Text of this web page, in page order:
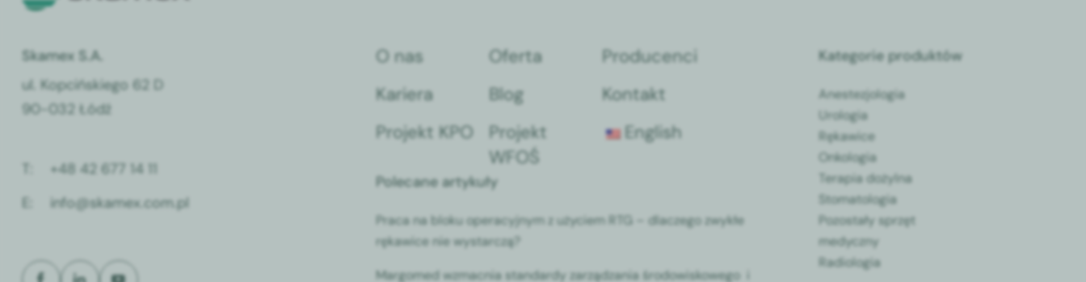
Skamex S.A.
ul. Kopcińskiego 62 D
90-032 Łódź
+48 42 677 14 11
E:
info@skamex.com.pl
O nas Oferta
Producenci
Kariera
Blog
Kontakt
Projekt KPO
Projekt
WFOŚ
English
Polecane artykuły
Praca na bloku operacyjnym z użyciem RTG – dlaczego zwykłe
rękawice nie wystarczą?
Margomed wzmacnia standardy zarządzania środowiskowego i
Kategorie produktów
Anestezjologia
Urologia
Rękawice
Onkologia
Terapia dożylna
Stomatologia
Pozostały sprzęt
medyczny
Radiologia